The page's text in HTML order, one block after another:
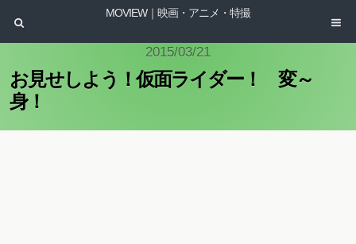
MOVIEW｜映画・アニメ・特撮
2015/03/21
お見せしよう！仮面ライダー！ 変～
身！